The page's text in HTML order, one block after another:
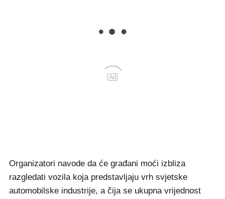
Ad
Organizatori navode da će građani moći izbliza
razgledati vozila koja predstavljaju vrh svjetske
automobilske industrije, a čija se ukupna vrijednost